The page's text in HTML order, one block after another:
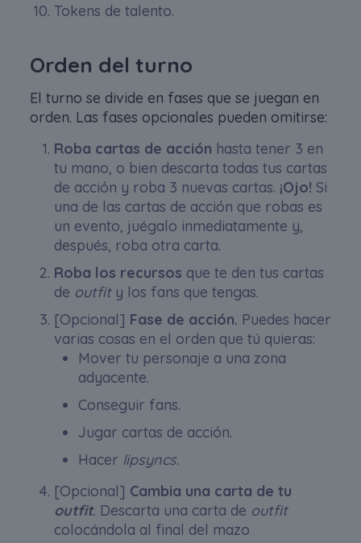
Tokens de talento.
Orden del turno
El turno se divide en fases que se juegan en
orden. Las fases opcionales pueden omitirse:
Roba cartas de acción hasta tener 3 en
tu mano, o bien descarta todas tus cartas
de acción y roba 3 nuevas cartas. ¡Ojo! Si
una de las cartas de acción que robas es
un evento, juégalo inmediatamente y,
después, roba otra carta.
Roba los recursos que te den tus cartas
de outfity los fans que tengas.
[Opcional] Fase de acción. Puedes hacer
varias cosas en el orden que tú quieras:
Mover tu personaje a una zona
adyacente.
Conseguir fans.
Jugar cartas de acción.
Hacer lipsyncs.
[Opcional] Cambia una carta de tu
outfit. Descarta una carta de outfit
colocándola al final del mazo